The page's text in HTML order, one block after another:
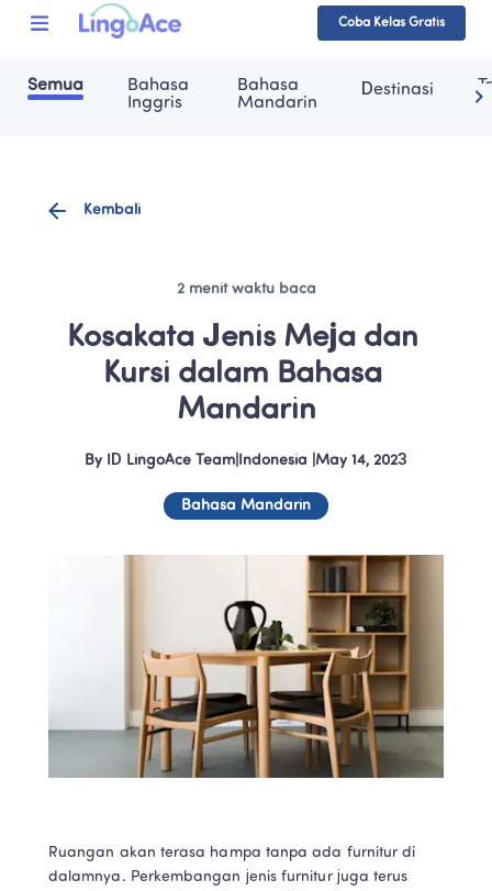
Coba Kelas Gratis
Semua
Bahasa
Inggris
Bahasa
Mandarin
Destinasi
Kembali
2 menit waktu baca
Kosakata Jenis Meja dan
Kursi dalam Bahasa
Mandarin
By ID LingoAce Team Indonesia May 14, 2023
Bahasa Mandarin
Ruangan akan terasa hampa tanpa ada furnitur di
dalamnya. Perkembangan jenis furnitur juga terus